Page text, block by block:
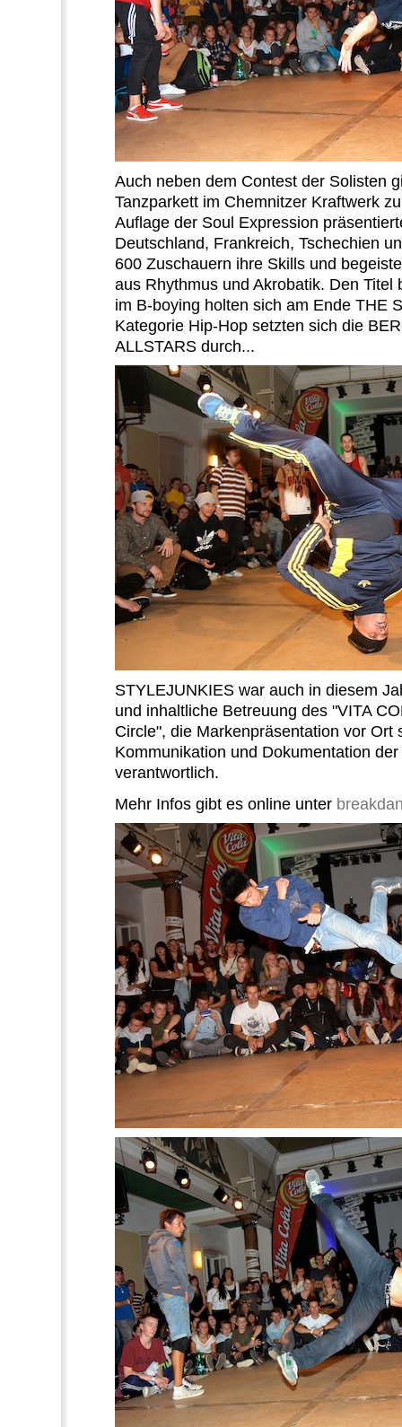
Auch neben dem Contest der Solisten
Tanzparkett im Chemnitzer Kraftwerk
Auflage der Soul Expression
Deutschland, Frankreich, Tschechien
600 Zuschauern ihre Skills und
aus Rhythmus und Akrobatik. Den Titel
im B-boying holten sich am Ende THE
Kategorie Hip-Hop setzten sich die
ALLSTARS durch...
STYLEJUNKIES war auch in diesem
und inhaltliche Betreuung des "VITA
Circle", die Markenpräsentation vor Ort
Kommunikation und Dokumentation
verantwortlich.
Mehr Infos gibt es online unter